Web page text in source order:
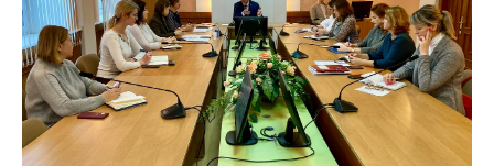
Общественное
обсуждение
проектов
Маркировка
товаров